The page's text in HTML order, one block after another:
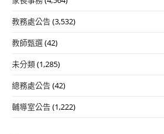
教務處公告(3,532)
教師甄選(42)
未分類(1,285)
總務處公告(42)
輔導室公告(1,222)